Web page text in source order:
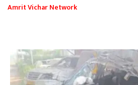
Amrit Vichar Network